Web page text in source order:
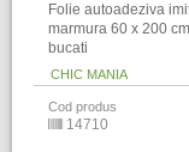
Folie autoadeziva
marmura 60 x 200
bucati
CHIC MANIA
Cod produs
14710